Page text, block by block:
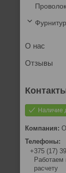
О нас
Отзывы
Наличие
+375 (17)
Работаем
расчету